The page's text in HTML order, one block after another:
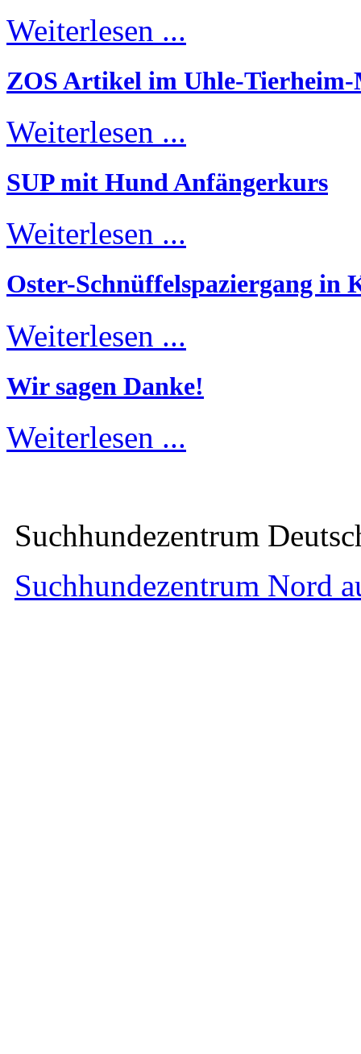
Weiterlesen ...
ZOS Artikel im Uhle-Tierheim-
Weiterlesen ...
SUP mit Hund Anfängerkurs
Weiterlesen ...
Oster-Schnüffelspaziergang in
Weiterlesen ...
Wir sagen Danke!
Weiterlesen ...
Suchhundezentrum
Suchhundezentrum Nord